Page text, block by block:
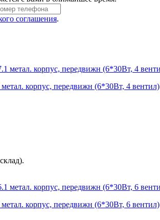
соглашения.
корпус, передвижн (6*30Вт, 4 вентил)
корпус, передвижн (6*30Вт, 6 вентил)